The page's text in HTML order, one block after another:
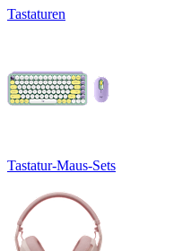
Tastaturen
Tastatur-Maus-Sets